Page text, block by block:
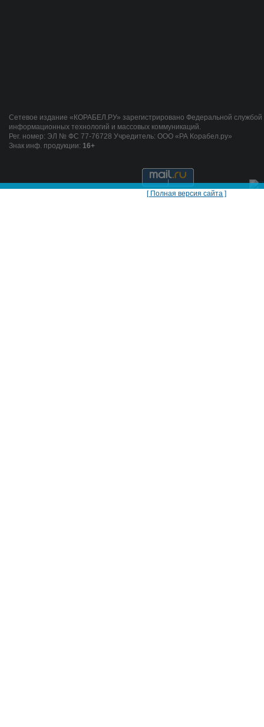
Сетевое издание «КОРАБЕЛ.РУ» зарегистрировано Федеральной службой
информационных технологий и массовых коммуникаций.
Рег. номер: ЭЛ № ФС 77-76728 Учредитель: ООО «РА Корабел.ру»
Знак инф. продукции: 16+
[ Полная версия сайта ]